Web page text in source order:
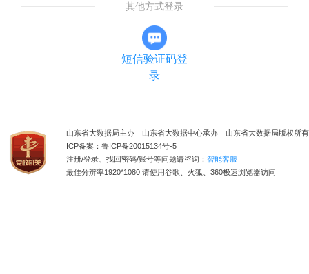
其他方式登录
短信验证码登
录
山东省大数据局主办 山东省大数据中心承办 山东省大数据局版权所有
ICP备案：鲁ICP备20015134号-5
注册/登录、找回密码/账号等问题请咨询： 智能客服
最佳分辨率1920*1080 请使用谷歌、火狐、360极速浏览器访问